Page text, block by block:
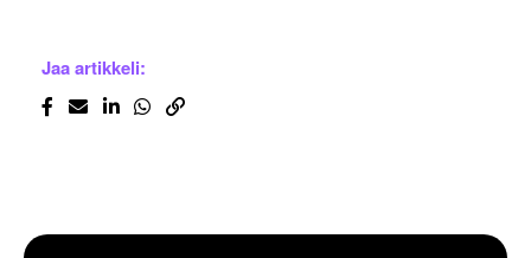
Jaa artikkeli: